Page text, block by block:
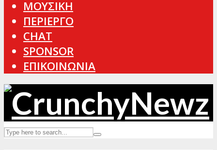
ΜΟΥΣΙΚΗ
ΠΕΡΙΕΡΓΟ
CHAT
SPONSOR
ΕΠΙΚΟΙΝΩΝΙΑ